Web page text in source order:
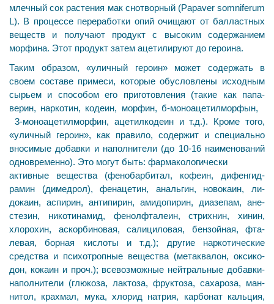
млечный сок растения мак снотворный (Papaver somniferum
L). В процессе переработки опий очищают от балластных
веществ и получают продукт с высоким со­держанием
морфина. Этот продукт затем ацетилируют до героина.
Таким образом, «уличный героин» может содержать в
своем составе примеси, которые обусловлены исходным
сырьем и способом его приготовления (такие как папа­
верин, наркотин, кодеин, морфин, б-моноацетилморфын,
3-моноацетилморфин, ацетилкодеин и т.д.). Кроме то­го,
«уличный героин», как правило, содержит и специально
вносимые добавки и наполнители (до 10-16 наименова­ний
одновременно). Это могут быть: фармакологически
активные вещества (фенобарбитал, кофеин, дифенгид-
рамин (димедрол), фенацетин, анальгин, новокаин, ли-
докаин, аспирин, антипирин, амидопирин, диазепам, ане­
стезин, никотинамид, фенолфталеин, стрихнин, хинин,
хлорохин, аскорбиновая, салициловая, бензойная, фта-
левая, борная кислоты и т.д.); другие наркотические
средства и психотропные вещества (метаквалон, оксико-
дон, кокаин и проч.); всевозможные нейтральные добавки-
наполнители (глюкоза, лактоза, фруктоза, сахароза, ман-
нитол, крахмал, мука, хлорид натрия, карбонат кальция,